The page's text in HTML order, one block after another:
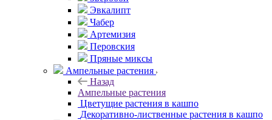
Эвкалипт
Чабер
Артемизия
Перовския
Пряные миксы
Ампельные растения
Назад
Ампельные растения
Цветущие растения в кашпо
Декоративно-лиственные растения в кашпо